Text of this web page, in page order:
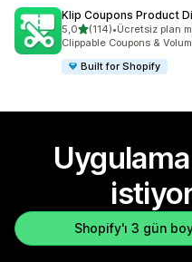
Klip Coupons Product
5,05 yıldız üzerinden
(114)
toplam 114 değerlendirme
•Ücretsiz plan
Clippable Coupons &
Built for Shopify
Shopify'ı 3 gün